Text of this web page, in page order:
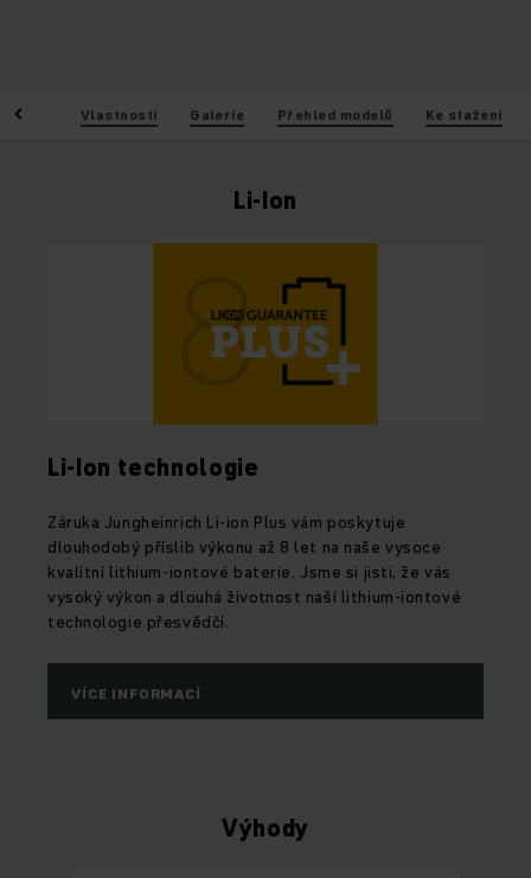
Vlastnosti Galerie Přehled modelů Ke stažení
Li-Ion
Li-Ion technologie
Záruka Jungheinrich Li-ion Plus vám poskytuje
dlouhodobý příslib výkonu až 8 let na naše vysoce
kvalitní lithium-iontové baterie. Jsme si jisti, že vás
vysoký výkon a dlouhá životnost naší lithium-iontové
technologie přesvědčí.
VÍCE INFORMACÍ
Výhody